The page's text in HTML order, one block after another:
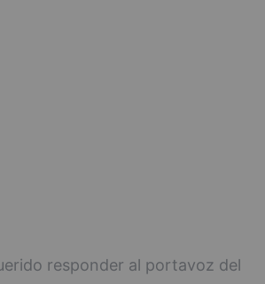
responder al portavoz del